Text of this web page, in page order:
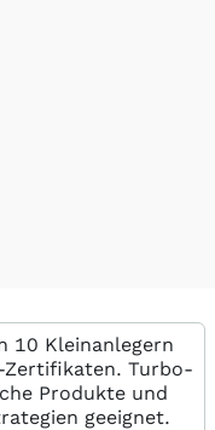
10 Kleinanlegern
Zertifikaten. Turbo-
Produkte und
geeignet.